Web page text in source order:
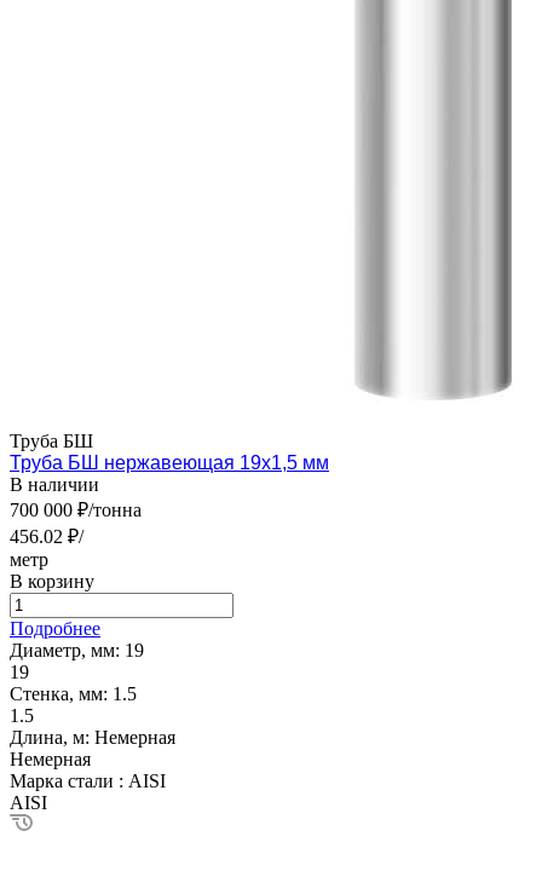
Труба БШ
Труба БШ нержавеющая 19х1,5 мм
В наличии
700 000 ₽/тонна
456.02 ₽/
метр
В корзину
Подробнее
Диаметр, мм: 19
19
Стенка, мм: 1.5
1.5
Длина, м: Немерная
Немерная
Марка стали : AISI
AISI